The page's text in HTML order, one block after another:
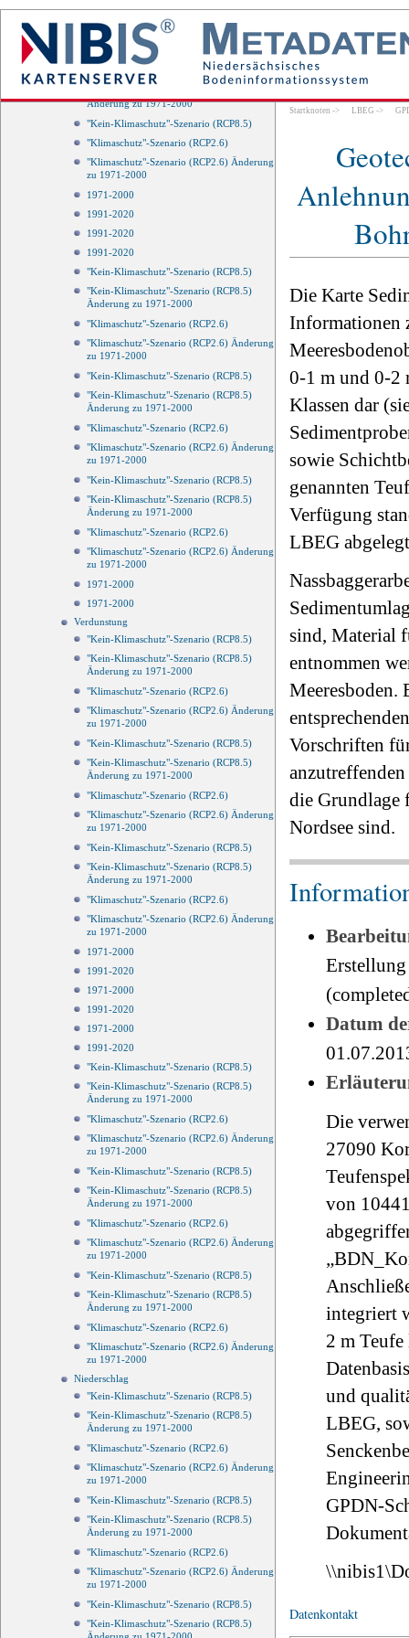
Änderung zu 1971-2000
"Klimaschutz"-Szenario (RCP2.6)
"Klimaschutz"-Szenario (RCP2.6) Änderung
zu 1971-2000
Änderung zu 1971-2000
"Kein-Klimaschutz"-Szenario (RCP8.5)
"Klimaschutz"-Szenario (RCP2.6)
"Klimaschutz"-Szenario (RCP2.6) Änderung
zu 1971-2000
1971-2000
1991-2020
1991-2020
1991-2020
"Kein-Klimaschutz"-Szenario (RCP8.5)
"Kein-Klimaschutz"-Szenario (RCP8.5)
Änderung zu 1971-2000
"Klimaschutz"-Szenario (RCP2.6)
"Klimaschutz"-Szenario (RCP2.6) Änderung
zu 1971-2000
"Kein-Klimaschutz"-Szenario (RCP8.5)
"Kein-Klimaschutz"-Szenario (RCP8.5)
Änderung zu 1971-2000
"Klimaschutz"-Szenario (RCP2.6)
"Klimaschutz"-Szenario (RCP2.6) Änderung
zu 1971-2000
"Kein-Klimaschutz"-Szenario (RCP8.5)
"Kein-Klimaschutz"-Szenario (RCP8.5)
Änderung zu 1971-2000
"Klimaschutz"-Szenario (RCP2.6)
"Klimaschutz"-Szenario (RCP2.6) Änderung
zu 1971-2000
1971-2000
1971-2000
Verdunstung
"Kein-Klimaschutz"-Szenario (RCP8.5)
"Kein-Klimaschutz"-Szenario (RCP8.5)
Änderung zu 1971-2000
"Klimaschutz"-Szenario (RCP2.6)
"Klimaschutz"-Szenario (RCP2.6) Änderung
zu 1971-2000
"Kein-Klimaschutz"-Szenario (RCP8.5)
"Kein-Klimaschutz"-Szenario (RCP8.5)
Änderung zu 1971-2000
"Klimaschutz"-Szenario (RCP2.6)
"Klimaschutz"-Szenario (RCP2.6) Änderung
zu 1971-2000
"Kein-Klimaschutz"-Szenario (RCP8.5)
"Kein-Klimaschutz"-Szenario (RCP8.5)
Änderung zu 1971-2000
"Klimaschutz"-Szenario (RCP2.6)
"Klimaschutz"-Szenario (RCP2.6) Änderung
zu 1971-2000
1971-2000
1991-2020
1971-2000
1991-2020
1971-2000
1991-2020
"Kein-Klimaschutz"-Szenario (RCP8.5)
"Kein-Klimaschutz"-Szenario (RCP8.5)
Änderung zu 1971-2000
"Klimaschutz"-Szenario (RCP2.6)
"Klimaschutz"-Szenario (RCP2.6) Änderung
zu 1971-2000
"Kein-Klimaschutz"-Szenario (RCP8.5)
"Kein-Klimaschutz"-Szenario (RCP8.5)
Änderung zu 1971-2000
"Klimaschutz"-Szenario (RCP2.6)
"Klimaschutz"-Szenario (RCP2.6) Änderung
zu 1971-2000
"Kein-Klimaschutz"-Szenario (RCP8.5)
"Kein-Klimaschutz"-Szenario (RCP8.5)
Änderung zu 1971-2000
"Klimaschutz"-Szenario (RCP2.6)
"Klimaschutz"-Szenario (RCP2.6) Änderung
zu 1971-2000
Niederschlag
"Kein-Klimaschutz"-Szenario (RCP8.5)
"Kein-Klimaschutz"-Szenario (RCP8.5)
Änderung zu 1971-2000
"Klimaschutz"-Szenario (RCP2.6)
"Klimaschutz"-Szenario (RCP2.6) Änderung
zu 1971-2000
"Kein-Klimaschutz"-Szenario (RCP8.5)
"Kein-Klimaschutz"-Szenario (RCP8.5)
Änderung zu 1971-2000
"Klimaschutz"-Szenario (RCP2.6)
"Klimaschutz"-Szenario (RCP2.6) Änderung
zu 1971-2000
"Kein-Klimaschutz"-Szenario (RCP8.5)
"Kein-Klimaschutz"-Szenario (RCP8.5)
Startknoten -> LBEG ->
Die Karte
Informationen
0-1 m und 0-2
Klassen dar
sowie
genannten
Verfügung
LBEG
sind, Material
entnommen
Meeresboden.
Vorschriften
die Grundlage
Nordsee sind.
Erstellung
Datum
Die
27090
von
integriert
2 m
und
LBEG,
GPDN-
Datenkontakt